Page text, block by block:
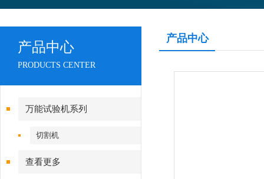
产品中心
PRODUCTS CENTER
万能试验机系列
切割机
查看更多
产品中心